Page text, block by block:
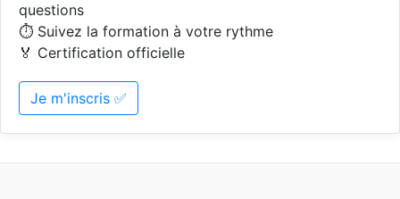
questions
⏱️ Suivez la formation à votre rythme
🏅 Certification officielle
Je m'inscris ✅